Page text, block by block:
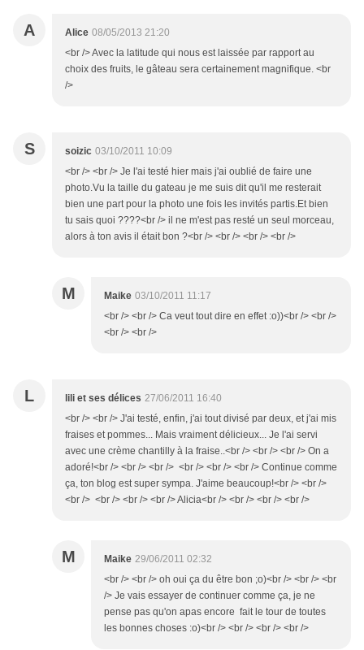
A Alice 08/05/2013 21:20
<br /> Avec la latitude qui nous est laissée par rapport au
choix des fruits, le gâteau sera certainement magnifique. <br
/>
S soizic 03/10/2011 10:09
<br /> <br /> Je l'ai testé hier mais j'ai oublié de faire une
photo.Vu la taille du gateau je me suis dit qu'il me resterait
bien une part pour la photo une fois les invités partis.Et bien
tu sais quoi ????<br /> il ne m'est pas resté un seul morceau,
alors à ton avis il était bon ?<br /> <br /> <br /> <br />
M Maike 03/10/2011 11:17
<br /> <br /> Ca veut tout dire en effet :o))<br /> <br />
<br /> <br />
L lili et ses délices 27/06/2011 16:40
<br /> <br /> J'ai testé, enfin, j'ai tout divisé par deux, et j'ai mis
fraises et pommes... Mais vraiment délicieux... Je l'ai servi
avec une crème chantilly à la fraise..<br /> <br /> <br /> On a
adoré!<br /> <br /> <br /> <br /> <br /> <br /> Continue comme
ça, ton blog est super sympa. J'aime beaucoup!<br /> <br />
<br /> <br /> <br /> <br /> Alicia<br /> <br /> <br /> <br />
M Maike 29/06/2011 02:32
<br /> <br /> oh oui ça du être bon ;o)<br /> <br /> <br
/> Je vais essayer de continuer comme ça, je ne
pense pas qu'on apas encore fait le tour de toutes
les bonnes choses :o)<br /> <br /> <br /> <br />